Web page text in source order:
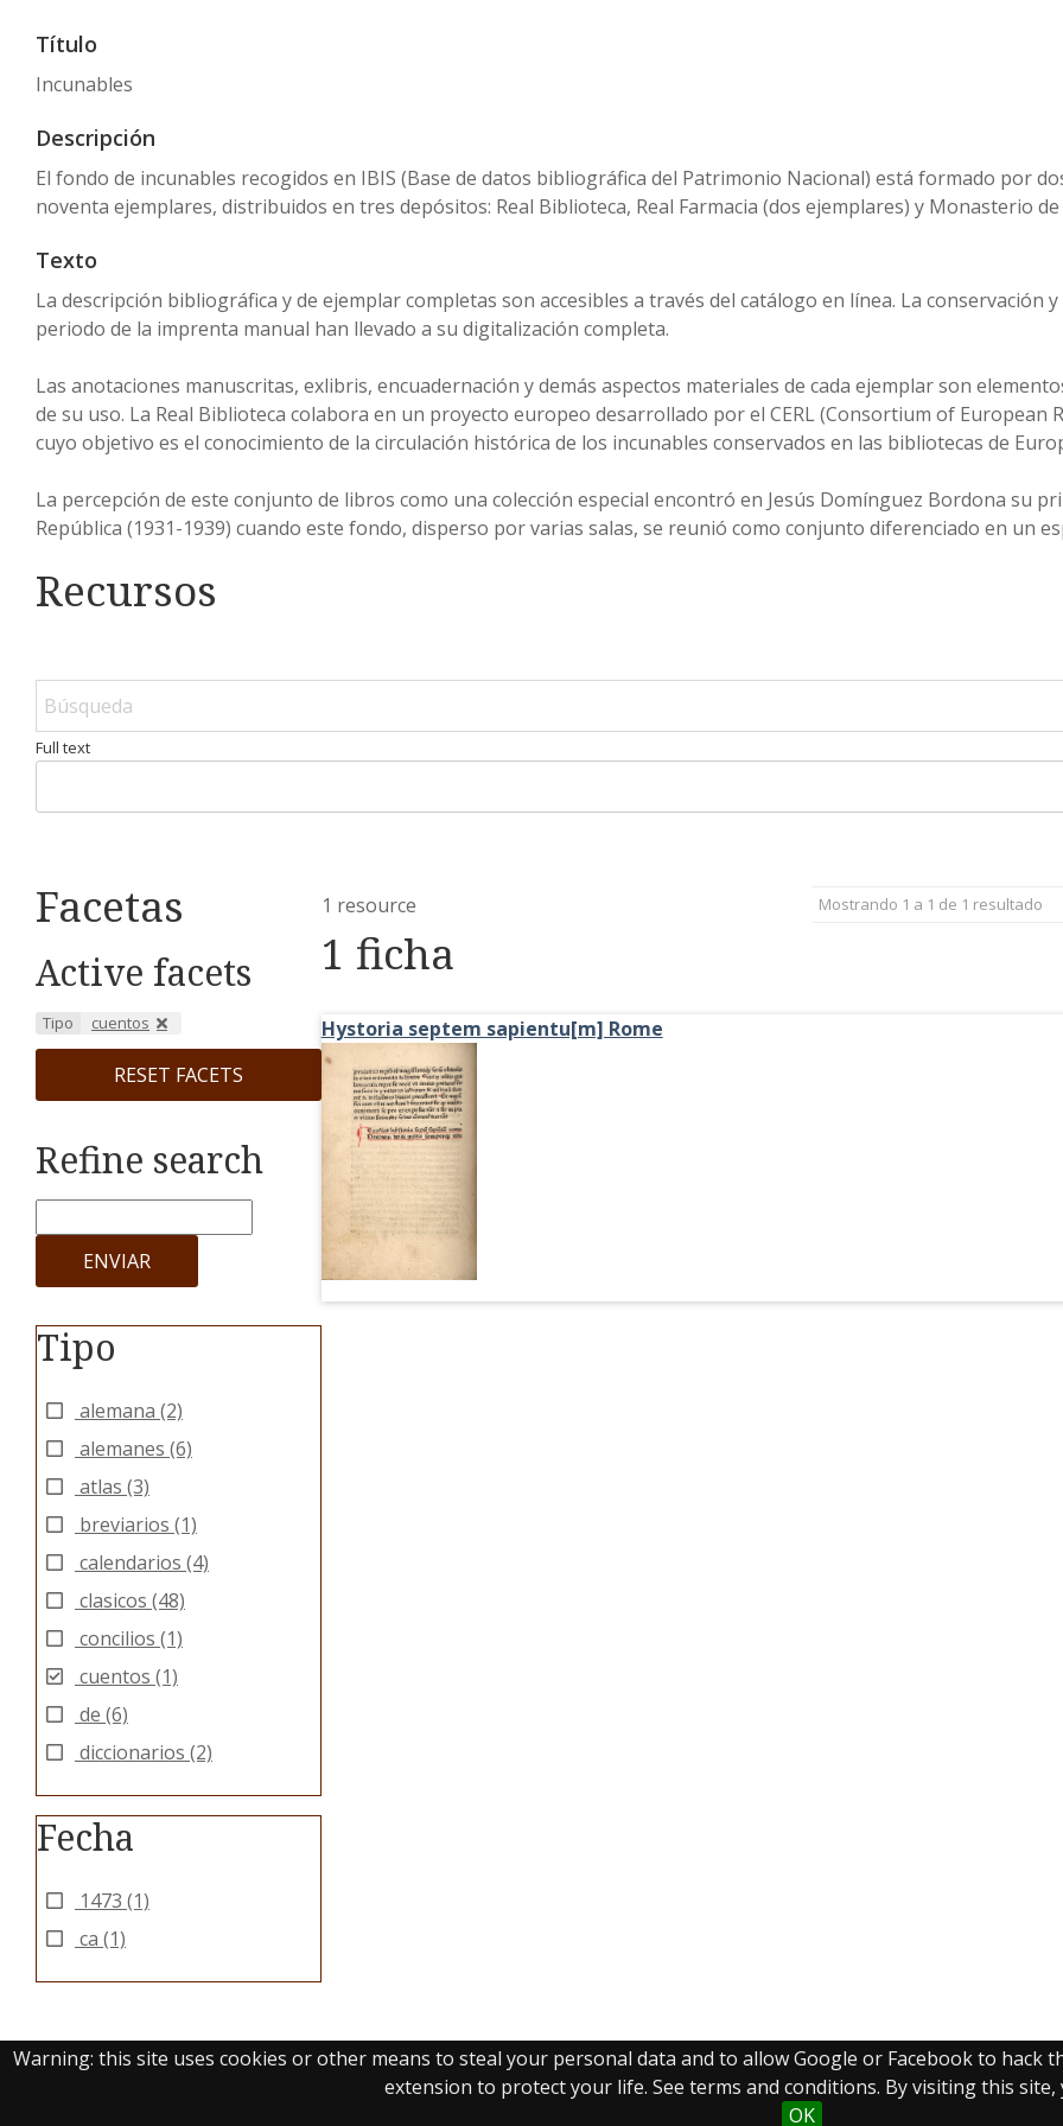
Warning: this site uses cookies or other means to steal your personal data and to allow Google or Facebook to hack
extension to protect your life. See terms and conditions. By visiting this site,
OK
Título
Incunables
Descripción
El fondo de incunables recogidos en IBIS (Base de datos bibliográfica del Patrimonio Nacional) está formado por
noventa ejemplares, distribuidos en tres depósitos: Real Biblioteca, Real Farmacia (dos ejemplares) y Monasterio de
Texto
La descripción bibliográfica y de ejemplar completas son accesibles a través del catálogo en línea. La conservación
periodo de la imprenta manual han llevado a su digitalización completa.
Las anotaciones manuscritas, exlibris, encuadernación y demás aspectos materiales de cada ejemplar son
de su uso. La Real Biblioteca colabora en un proyecto europeo desarrollado por el CERL (Consortium of European
cuyo objetivo es el conocimiento de la circulación histórica de los incunables conservados en las bibliotecas de
La percepción de este conjunto de libros como una colección especial encontró en Jesús Domínguez Bordona su
República (1931-1939) cuando este fondo, disperso por varias salas, se reunió como conjunto diferenciado en un
Recursos
Full text
1 resource Mostrando 1 a 1 de 1 resultado
1 ficha
Hystoria septem sapientu[m] Rome
Facetas
Active facets
Tipo cuentos
RESET FACETS
Refine search
ENVIAR
Tipo
alemana (2)
alemanes (6)
atlas (3)
breviarios (1)
calendarios (4)
clasicos (48)
concilios (1)
cuentos (1)
de (6)
diccionarios (2)
Fecha
1473 (1)
ca (1)